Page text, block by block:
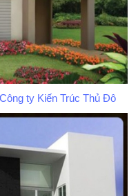
ty Kiến Trúc Thủ Đô